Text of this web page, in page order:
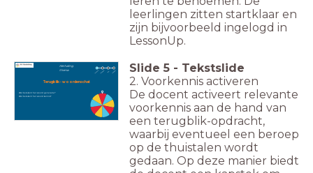
leerlingen zitten startklaar en
zijn bijvoorbeeld ingelogd in
LessonUp.
Terugblik - woordenschat
Wat betekent het woord generatie?
Wat betekent het woord kennis?
Herhaling
thema
Slide 5 - Tekstslide
2. Voorkennis activeren
De docent activeert relevante
voorkennis aan de hand van
een terugblik-opdracht,
waarbij eventueel een beroep
op de thuistalen wordt
gedaan. Op deze manier biedt